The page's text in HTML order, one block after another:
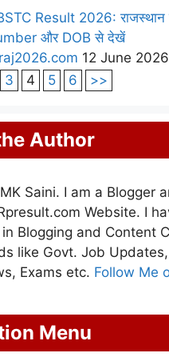
Result 2026: राजस्थान
और DOB से देखें
12 June 2026
3 4 5 6 >>
Author
Saini. I am a Blogger
Website. I
Blogging and Content
like Govt. Job
Exams etc. Follow Me
Menu